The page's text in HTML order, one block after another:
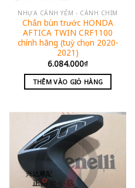
NHỰA CÁNH YẾM - CÁNH CHIM
Chắn bùn trước HONDA
AFTICA TWIN CRF1100
chính hãng (tuỳ chọn 2020-
2021)
6.084.000₫
THÊM VÀO GIỎ HÀNG